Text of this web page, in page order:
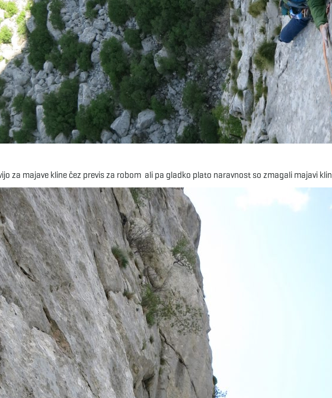
za majave kline čez previs za robom ali pa gladko plato naravnost so zmagali majavi